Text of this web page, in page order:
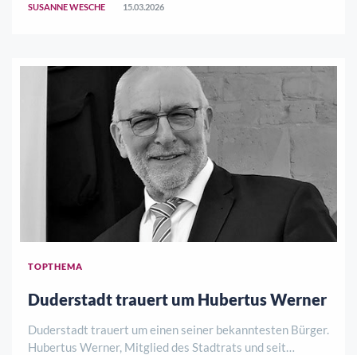
SUSANNE WESCHE 15.03.2026
TOPTHEMA
Duderstadt trauert um Hubertus Werner
Duderstadt trauert um einen seiner bekanntesten Bürger.
Hubertus Werner, Mitglied des Stadtrats und seit